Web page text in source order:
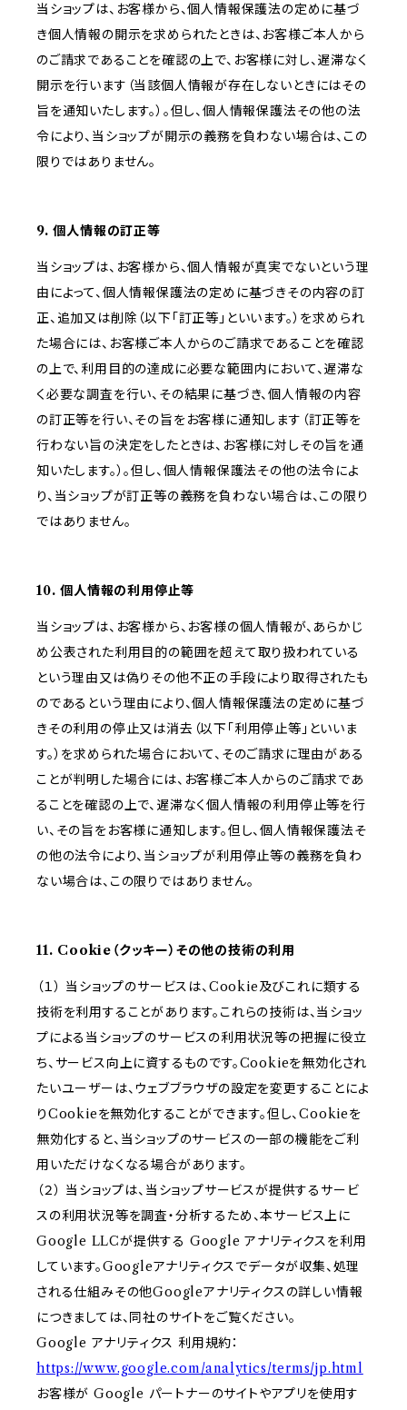
当ショップは、お客様から、個人情報保護法の定めに基づ
き個人情報の開示を求められたときは、お客様ご本人から
のご請求であることを確認の上で、お客様に対し、遅滞なく
開示を行います（当該個人情報が存在しないときにはその
旨を通知いたします。）。但し、個人情報保護法その他の法
令により、当ショップが開示の義務を負わない場合は、この
限りではありません。
9. 個人情報の訂正等
当ショップは、お客様から、個人情報が真実でないという理
由によって、個人情報保護法の定めに基づきその内容の訂
正、追加又は削除（以下「訂正等」といいます。）を求められ
た場合には、お客様ご本人からのご請求であることを確認
の上で、利用目的の達成に必要な範囲内において、遅滞な
く必要な調査を行い、その結果に基づき、個人情報の内容
の訂正等を行い、その旨をお客様に通知します（訂正等を
行わない旨の決定をしたときは、お客様に対しその旨を通
知いたします。）。但し、個人情報保護法その他の法令によ
り、当ショップが訂正等の義務を負わない場合は、この限り
ではありません。
10. 個人情報の利用停止等
当ショップは、お客様から、お客様の個人情報が、あらかじ
め公表された利用目的の範囲を超えて取り扱われている
という理由又は偽りその他不正の手段により取得されたも
のであるという理由により、個人情報保護法の定めに基づ
きその利用の停止又は消去（以下「利用停止等」といいま
す。）を求められた場合において、そのご請求に理由がある
ことが判明した場合には、お客様ご本人からのご請求であ
ることを確認の上で、遅滞なく個人情報の利用停止等を行
い、その旨をお客様に通知します。但し、個人情報保護法そ
の他の法令により、当ショップが利用停止等の義務を負わ
ない場合は、この限りではありません。
11. Cookie（クッキー）その他の技術の利用
（１） 当ショップのサービスは、Cookie及びこれに類する
技術を利用することがあります。これらの技術は、当ショッ
プによる当ショップのサービスの利用状況等の把握に役立
ち、サービス向上に資するものです。Cookieを無効化され
たいユーザーは、ウェブブラウザの設定を変更することによ
りCookieを無効化することができます。但し、Cookieを
無効化すると、当ショップのサービスの一部の機能をご利
用いただけなくなる場合があります。
（２） 当ショップは、当ショップサービスが提供するサービ
スの利用状況等を調査・分析するため、本サービス上に
Google LLCが提供する Google アナリティクスを利用
しています。Googleアナリティクスでデータが収集、処理
される仕組みその他Googleアナリティクスの詳しい情報
につきましては、同社のサイトをご覧ください。
Google アナリティクス 利用規約：
https://www.google.com/analytics/terms/jp.html
お客様が Google パートナーのサイトやアプリを使用す